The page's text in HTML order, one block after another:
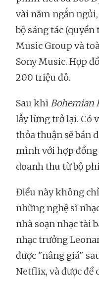
vài năm ngắn
bộ sáng tác
Music Group và
Sony Music. Hợp
200 triệu đô.
Sau khiBohemian
lẫy lừng trở lại. Có
thỏa thuận sẽ bán
mình với hợp đồng
doanh thu từ bộ
Điều này không
những nghệ sĩ
nhà soạn nhạc tài
nhạc trưởng
được "nâng giá"
Netflix, và được đề